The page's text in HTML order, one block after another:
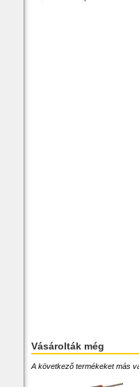
Vásárolták még
A következő termékeket más